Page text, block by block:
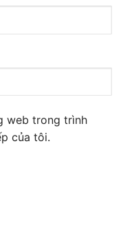
web trong trình
của tôi.